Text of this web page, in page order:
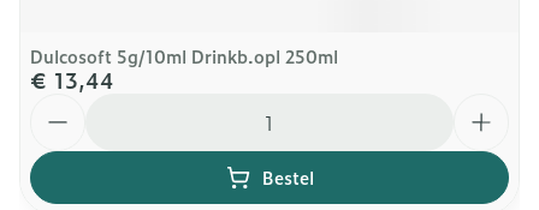
Dulcosoft 5g/10ml Drinkb.opl 250ml
€ 13,44
Bestel